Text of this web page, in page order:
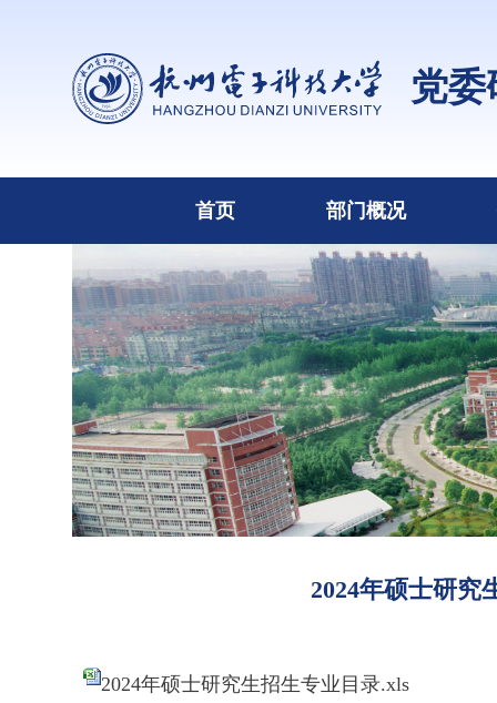
党委
首页 部门概况
2024年硕士研究
2024年硕士研究生招生专业目录.xls